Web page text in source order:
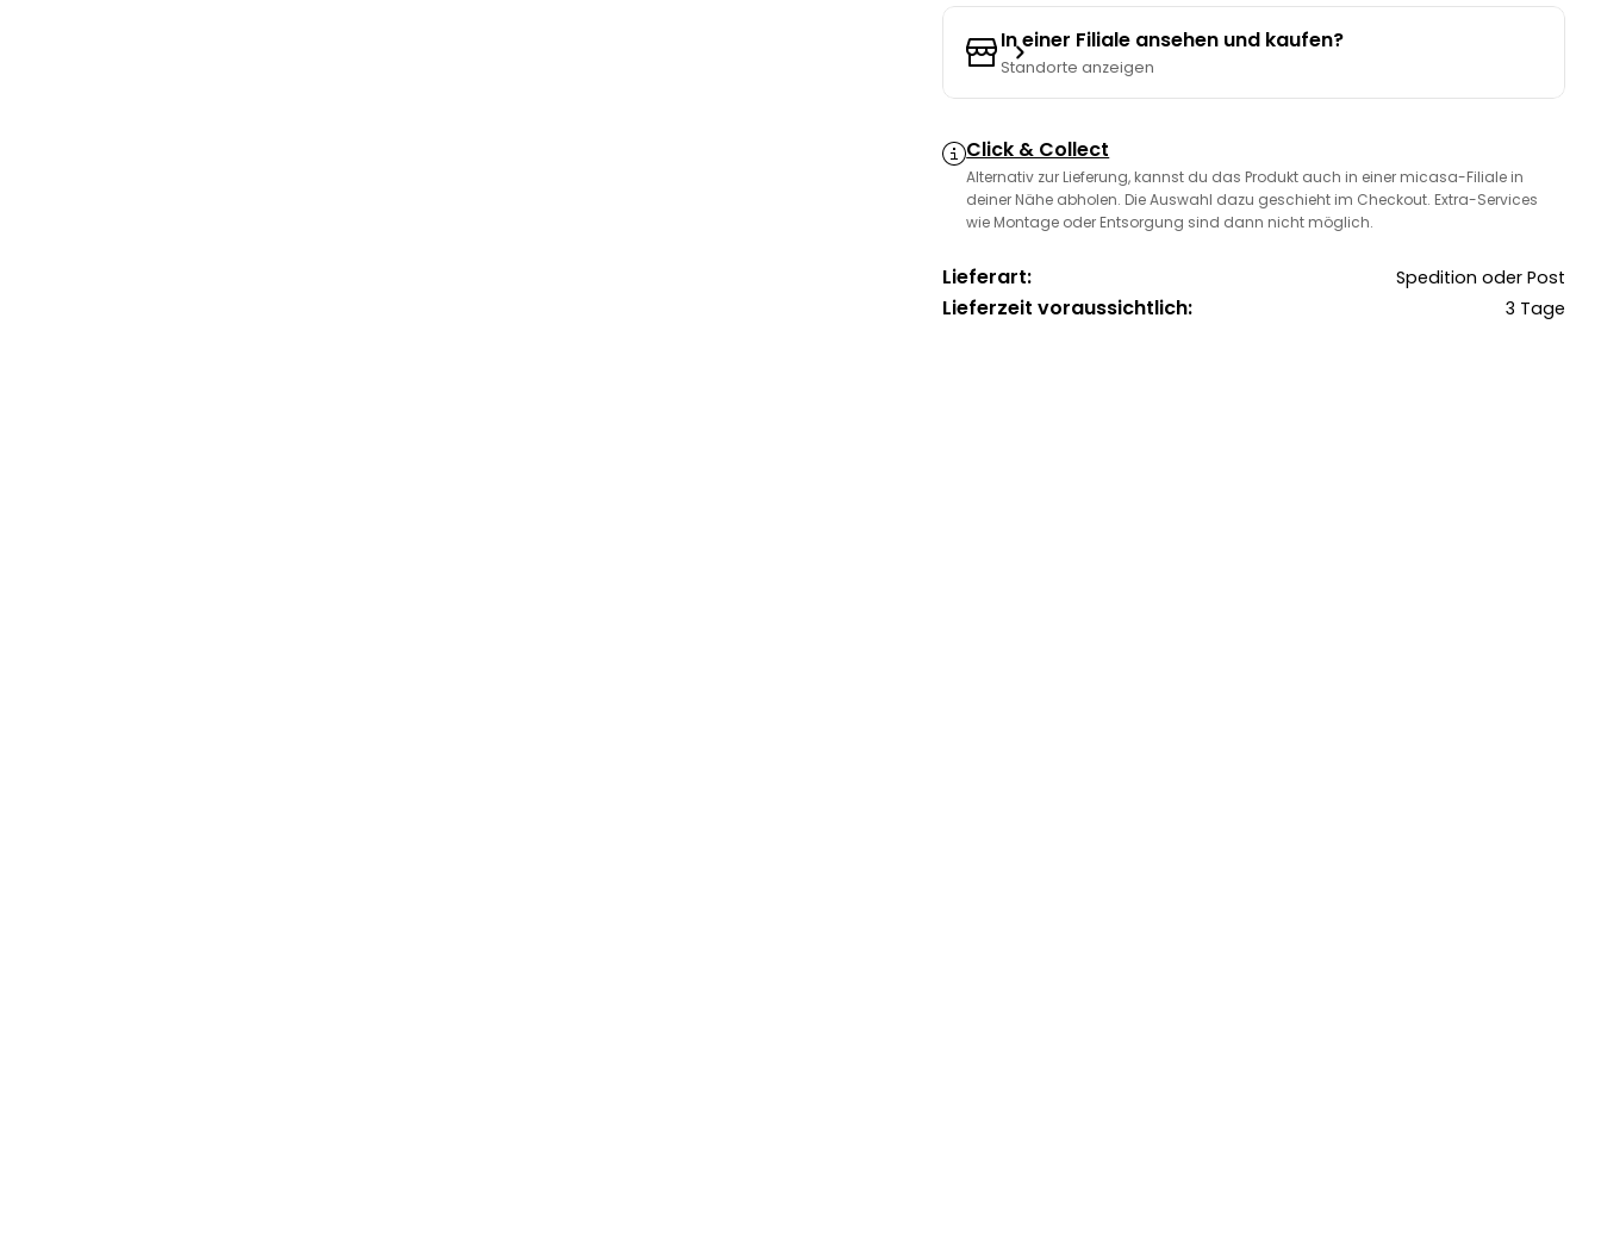
In einer Filiale ansehen und kaufen?
Standorte anzeigen
Click & Collect
Alternativ zur Lieferung, kannst du das Produkt auch in einer micasa-Filiale in
deiner Nähe abholen. Die Auswahl dazu geschieht im Checkout. Extra-Services
wie Montage oder Entsorgung sind dann nicht möglich.
Lieferart: Spedition oder Post
Lieferzeit voraussichtlich: 3 Tage